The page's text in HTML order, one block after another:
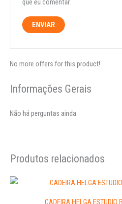
que eu comentar.
No more offers for this product!
Informações Gerais
Não há perguntas ainda.
Produtos relacionados
CADEIRA HELGA ESTUDIO